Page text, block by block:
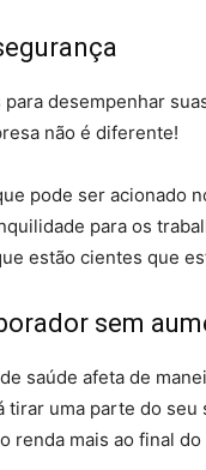
desempenhar
não é diferente!
pode ser acionado
para os
estão cientes que
sem
saúde afeta de
uma parte do seu
renda mais ao final do